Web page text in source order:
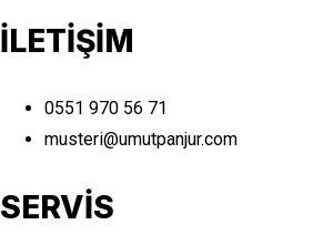
İLETİŞİM
0551 970 56 71
musteri@umutpanjur.com
SERVİS